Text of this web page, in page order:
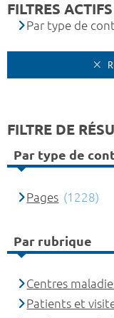
FILTRES ACTIFS
Par type de
FILTRE DE
Par type de
Pages (1228)
Par rubrique
Centres
Patients et